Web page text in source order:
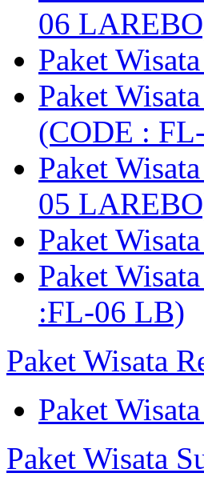
06
Paket
Paket
(CODE :
Paket
05
Paket
Paket
:FL-06 LB)
Paket Wisata
Paket
Paket Wisata